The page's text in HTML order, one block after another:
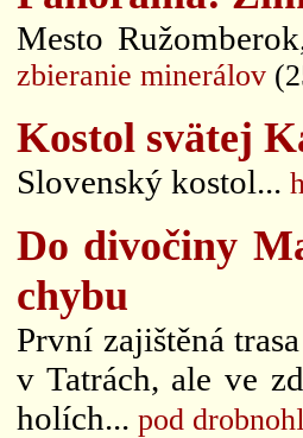
Mesto
zbieranie minerálov
Kostol svätej
Slovenský kostol...
Do divočiny
chybu
První zajištěná
v Tatrách, ale ve
holích... pod